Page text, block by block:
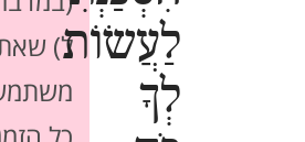
לַעֲשׂוֹת
לְךָ
ל)